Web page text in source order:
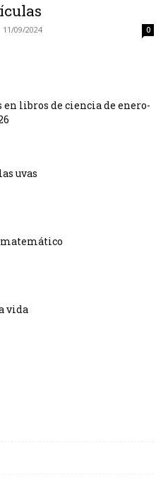
11/09/2024 0
en libros de ciencia de enero-
uvas
vida